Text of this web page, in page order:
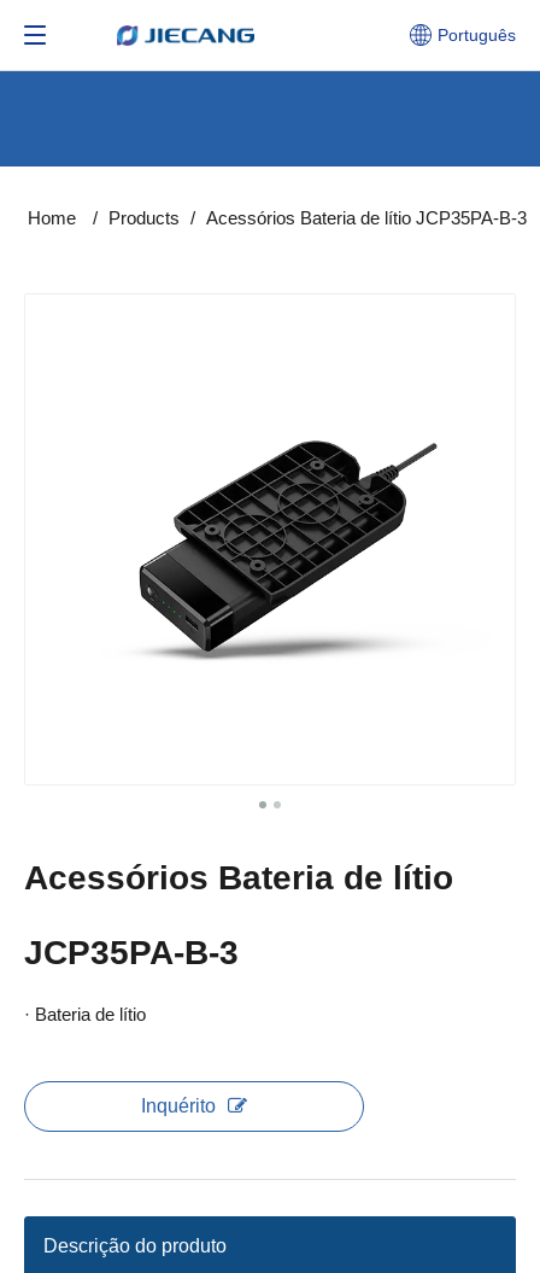
Português
Home / Products / Acessórios​​​​​​​ Bateria de lítio JCP35PA-B-3
Acessórios​​​​​​​ Bateria de lítio
JCP35PA-B-3
· Bateria de lítio
Inquérito
Descrição do produto